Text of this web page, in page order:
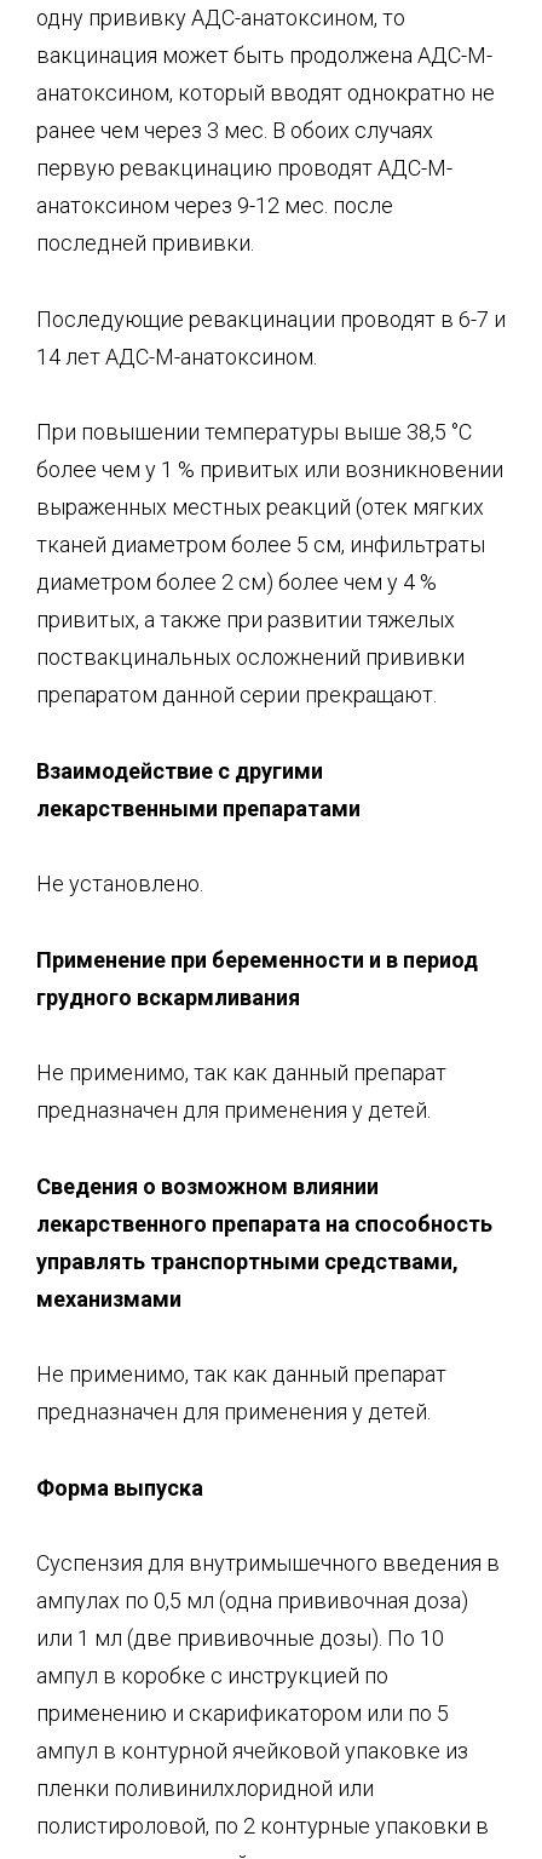
одну прививку АДС-анатоксином, то
вакцинация может быть продолжена АДС-М-
анатоксином, который вводят однократно не
ранее чем через 3 мес. В обоих случаях
первую ревакцинацию проводят АДС-М-
анатоксином через 9-12 мес. после
последней прививки.
Последующие ревакцинации проводят в 6-7 и
14 лет АДС-М-анатоксином.
При повышении температуры выше 38,5 °C
более чем у 1 % привитых или возникновении
выраженных местных реакций (отек мягких
тканей диаметром более 5 см, инфильтраты
диаметром более 2 см) более чем у 4 %
привитых, а также при развитии тяжелых
поствакцинальных осложнений прививки
препаратом данной серии прекращают.
Взаимодействие с другими
лекарственными препаратами
Не установлено.
Применение при беременности и в период
грудного вскармливания
Не применимо, так как данный препарат
предназначен для применения у детей.
Сведения о возможном влиянии
лекарственного препарата на способность
управлять транспортными средствами,
механизмами
Не применимо, так как данный препарат
предназначен для применения у детей.
Форма выпуска
Суспензия для внутримышечного введения в
ампулах по 0,5 мл (одна прививочная доза)
или 1 мл (две прививочные дозы). По 10
ампул в коробке с инструкцией по
применению и скарификатором или по 5
ампул в контурной ячейковой упаковке из
пленки поливинилхлоридной или
полистироловой, по 2 контурные упаковки в